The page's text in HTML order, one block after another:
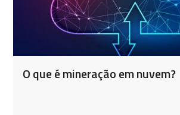
O que é mineração em nuvem?